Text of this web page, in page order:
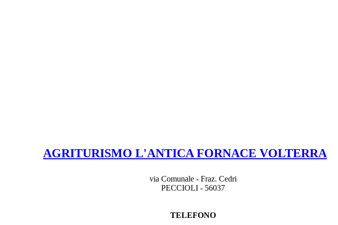
AGRITURISMO L'ANTICA FORNACE VOLTERRA
via Comunale - Fraz. Cedri
PECCIOLI - 56037
TELEFONO